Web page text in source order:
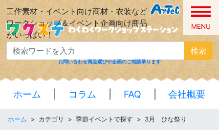
工作素材・イベント向け商材・衣装など
ワークショップ＆イベント企画向け商品
がいっぱい！
MENU
検索
お問い合わせ商品選びや企画のご相談承ります
ホーム コラム FAQ 会社概要
ホーム > カテゴリ > 季節イベントで探す > 3月 ひな祭り